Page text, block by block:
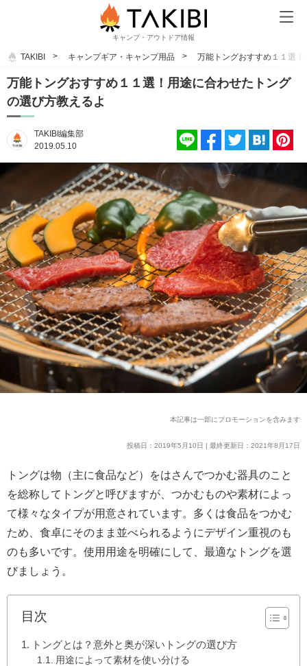
キャンプ・アウトドア情報
TAKIBI キャンプギア・キャンプ用品 万能トングおすすめ１１選
万能トングおすすめ１１選！用途に合わせたトング
の選び方教えるよ
TAKIBI編集部
2019.05.10
本記事は一部にプロモーションを含みます
投稿日：2019年5月10日 | 最終更新日：2021年8月17日
トングは物（主に食品など）をはさんでつかむ器具のこと
を総称してトングと呼びますが、つかむものや素材によっ
て様々なタイプが用意されています。多くは食品をつかむ
ため、食卓にそのまま並べられるようにデザイン重視のも
のも多いです。使用用途を明確にして、最適なトングを選
びましょう。
目次
トングとは？意外と奥が深いトングの選び方
用途によって素材を使い分ける